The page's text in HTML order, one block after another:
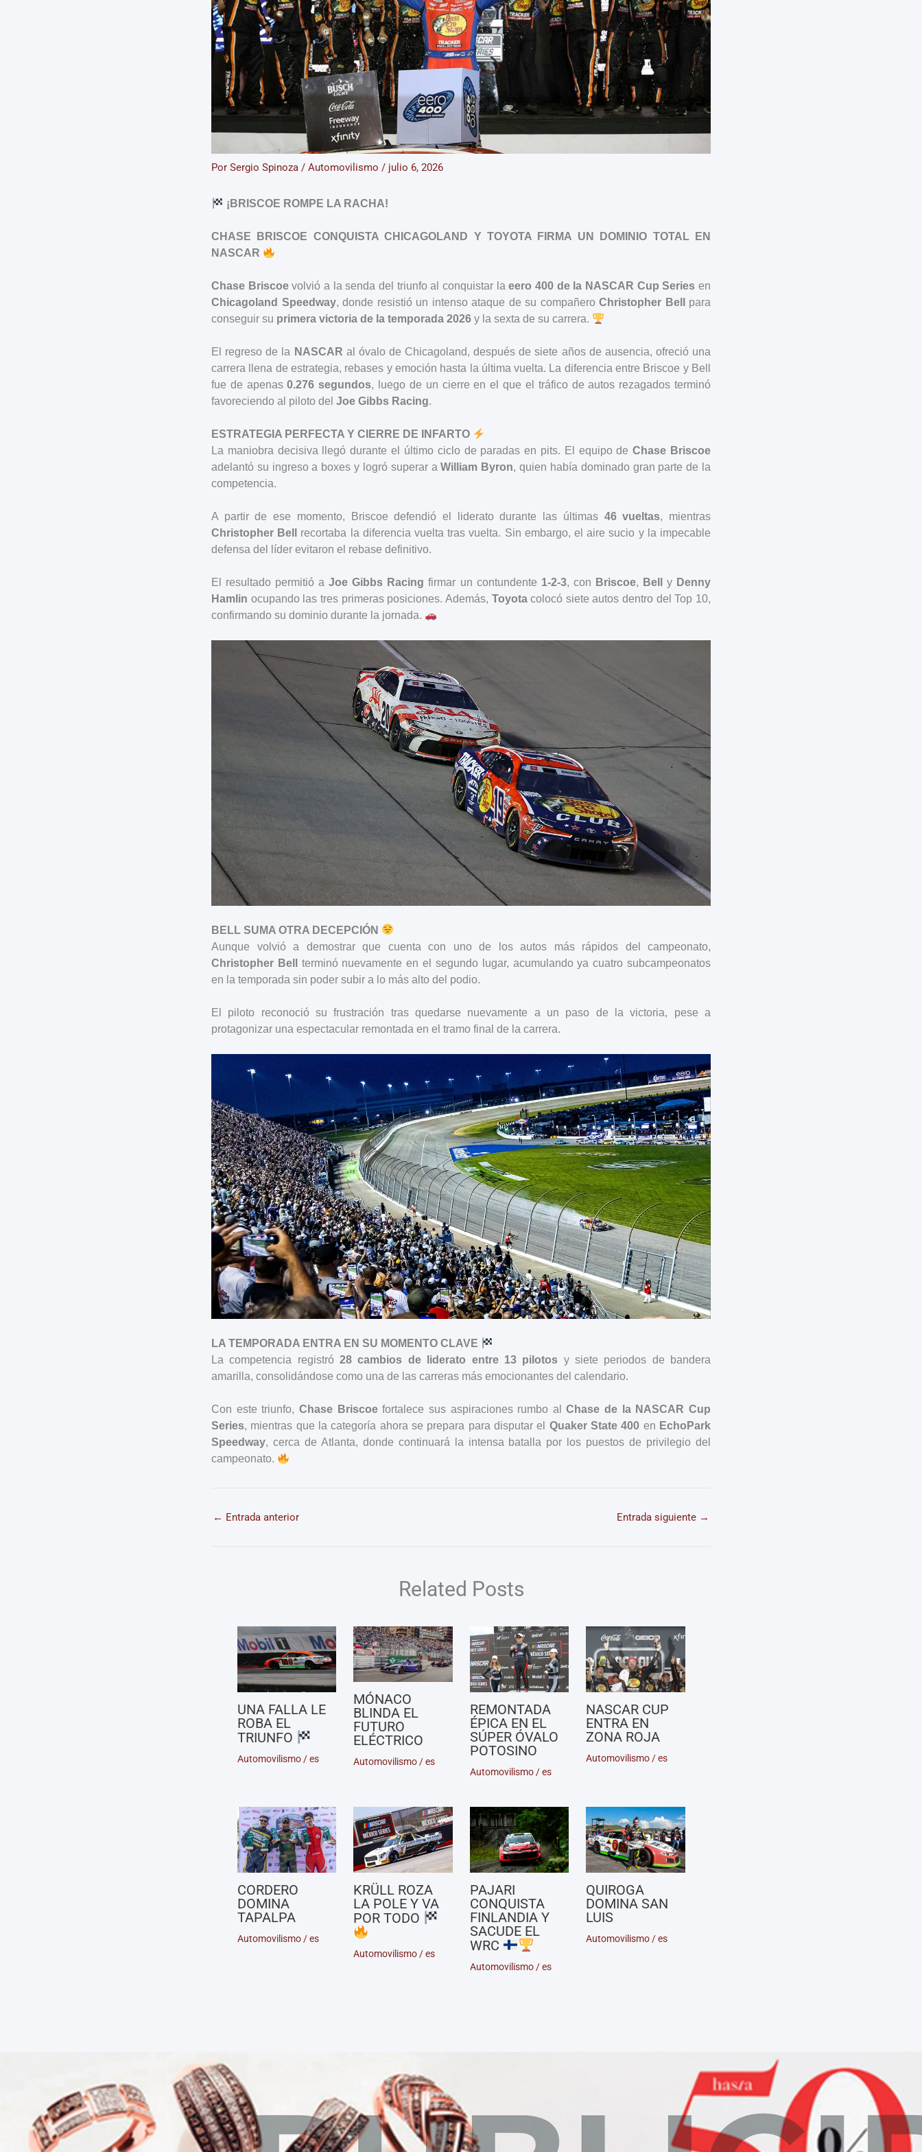
Por Sergio Spinoza / Automovilismo / julio 6, 2026
¡BRISCOE ROMPE LA RACHA!
CHASE BRISCOE CONQUISTA CHICAGOLAND Y TOYOTA FIRMA UN DOMINIO TOTAL EN
NASCAR
Chase Briscoevolvió a la senda del triunfo al conquistar laeero 400 de la NASCAR Cup Series en
Chicagoland Speedway, donde resistió un intenso ataque de su compañero Christopher Bell
para
conseguir su primera victoria de la temporada 2026 y la sexta de su carrera.
El regreso de la NASCAR al óvalo de Chicagoland, después de siete años de ausencia, ofreció una
carrera llena de estrategia, rebases y emoción hasta la última vuelta. La diferencia entre Briscoe y Bell
fue de apenas0.276 segundos, luego de un cierre en el que el tráfico de autos rezagados terminó
favoreciendo al piloto del Joe Gibbs Racing.
ESTRATEGIA PERFECTA Y CIERRE DE INFARTO
La maniobra decisiva llegó durante el último ciclo de paradas en pits. El equipo deChase Briscoe
adelantó su ingreso a boxes y logró superar aWilliam Byron, quien había dominado gran parte de la
competencia.
A partir de ese momento, Briscoe defendió el liderato durante las últimas 46 vueltas, mientras
Christopher Bell
recortaba la diferencia vuelta tras vuelta. Sin embargo, el aire sucio y la impecable
defensa del líder evitaron el rebase definitivo.
El resultado permitió aJoe Gibbs Racing firmar un contundente 1-2-3, con Briscoe, Bell y Denny
Hamlin ocupando las tres primeras posiciones. Además, Toyotacolocó siete autos dentro del Top 10,
confirmando su dominio durante la jornada.
BELL SUMA OTRA DECEPCIÓN
Aunque volvió a demostrar que cuenta con uno de los autos más rápidos del campeonato,
Christopher Bell
terminó nuevamente en el segundo lugar, acumulando ya cuatro subcampeonatos
en la temporada sin poder subir a lo más alto del podio.
El piloto reconoció su frustración tras quedarse nuevamente a un paso de la victoria, pese a
protagonizar una espectacular remontada en el tramo final de la carrera.
LA TEMPORADA ENTRA EN SU MOMENTO CLAVE
La competencia registró28 cambios de liderato entre 13 pilotos y siete periodos de bandera
amarilla, consolidándose como una de las carreras más emocionantes del calendario.
Con este triunfo, Chase Briscoefortalece sus aspiraciones rumbo alChase de la NASCAR Cup
Series, mientras que la categoría ahora se prepara para disputar el Quaker State 400 en EchoPark
Speedway, cerca de Atlanta, donde continuará la intensa batalla por los puestos de privilegio del
campeonato.
← Entrada anterior Entrada siguiente →
Related Posts
UNA FALLA LE
ROBA EL
TRIUNFO
Automovilismo/es
MÓNACO
BLINDA EL
FUTURO
ELÉCTRICO
Automovilismo /es
REMONTADA
ÉPICA EN EL
SÚPER ÓVALO
POTOSINO
Automovilismo/es
NASCAR CUP
ENTRA EN
ZONA ROJA
Automovilismo /es
CORDERO
DOMINA
TAPALPA
Automovilismo/es
KRÜLL ROZA
LA POLE Y VA
POR TODO
Automovilismo/es
PAJARI
CONQUISTA
FINLANDIA Y
SACUDE EL
WRC
Automovilismo/es
QUIROGA
DOMINA SAN
LUIS
Automovilismo/es